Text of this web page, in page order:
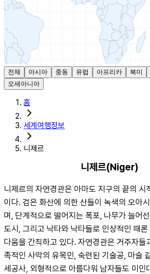
전체 아시아 중동 유럽 아프리카 북미
오세아니아
홈
세계여행정보
니제르
니제르(Niger)
니제르의 자연경관은 아마도 지구의 끝의 시
이다. 검은 화산에 의한 산들이 녹색의 오아
며, 단계적으로 떨어지는 폭포, 나무가 늘어
도시, 그리고 낙타와 낙타들로 인상적인 때
다움을 간직하고 있다. 자연경관은 거주자들
족적인 사막의 유목민, 숙련된 기술공, 마술
세공사, 외형적으로 아름다워 남자들도 미인